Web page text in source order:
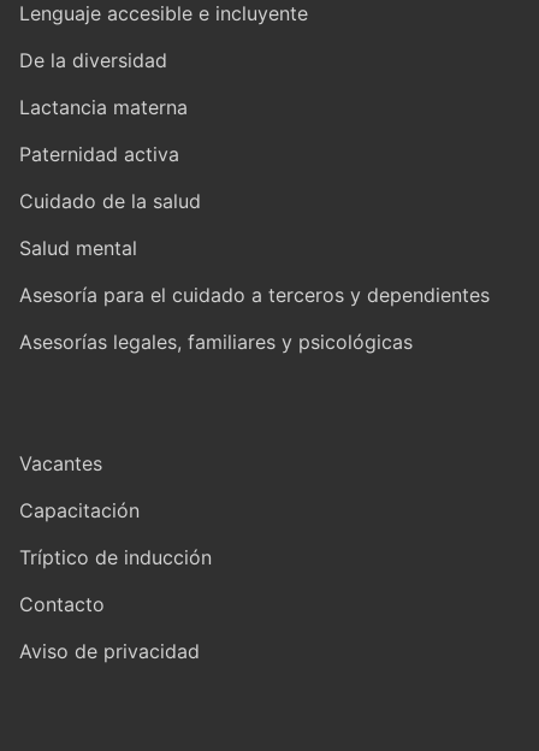
Lenguaje accesible e incluyente
De la diversidad
Lactancia materna
Paternidad activa
Cuidado de la salud
Salud mental
Asesoría para el cuidado a terceros y dependientes
Asesorías legales, familiares y psicológicas
Vacantes
Capacitación
Tríptico de inducción
Contacto
Aviso de privacidad